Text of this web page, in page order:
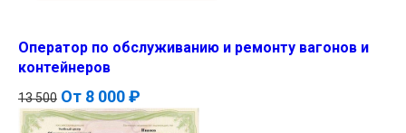
Оператор по обслуживанию и ремонту вагонов и
контейнеров
13 500 От 8 000 ₽